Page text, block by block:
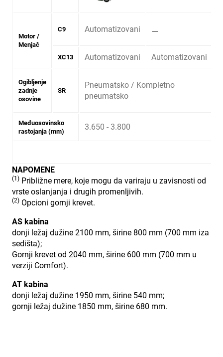
Motor /
Menjač
C9 Automatizovani ⚊
XC13 Automatizovani Automatizovani
Ogibljenje
zadnje
osovine
SR
Pneumatsko / Kompletno
pneumatsko
Međuosovinsko
rastojanja (mm)
3.650 - 3.800
NAPOMENE
(1) Približne mere, koje mogu da variraju u zavisnosti od
vrste oslanjanja i drugih promenljivih.
(2) Opcioni gornji krevet.
AS kabina
donji ležaj dužine 2100 mm, širine 800 mm (700 mm iza
sedišta);
Gornji krevet od 2040 mm, širine 600 mm (700 mm u
verziji Comfort).
AT kabina
donji ležaj dužine 1950 mm, širine 540 mm;
gornji ležaj dužine 1850 mm, širine 680 mm.